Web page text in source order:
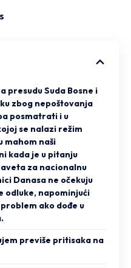
presudu Suda Bosne i
zbog nepoštovanja
posmatrati i u
se nalazi režim
mahom naši
kada je u pitanju
za nacionalnu
Danasa ne očekuju
odluke, napominjući
ako dođe u
previše pritisaka na